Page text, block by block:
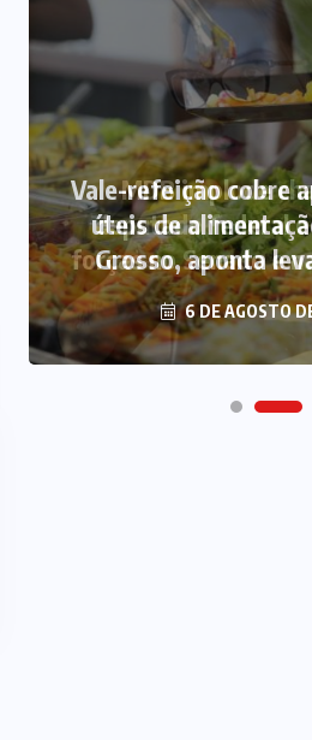
Vale-refeição cobre
úteis de
Grosso, aponta
6 DE AGOSTO